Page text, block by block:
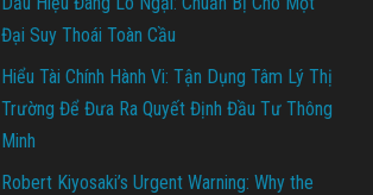
Đại Suy Thoái Toàn Cầu
Hiểu Tài Chính Hành Vi: Tận Dụng Tâm Lý Thị
Trường Để Đưa Ra Quyết Định Đầu Tư Thông
Minh
Robert Kiyosaki’s Urgent Warning: Why the